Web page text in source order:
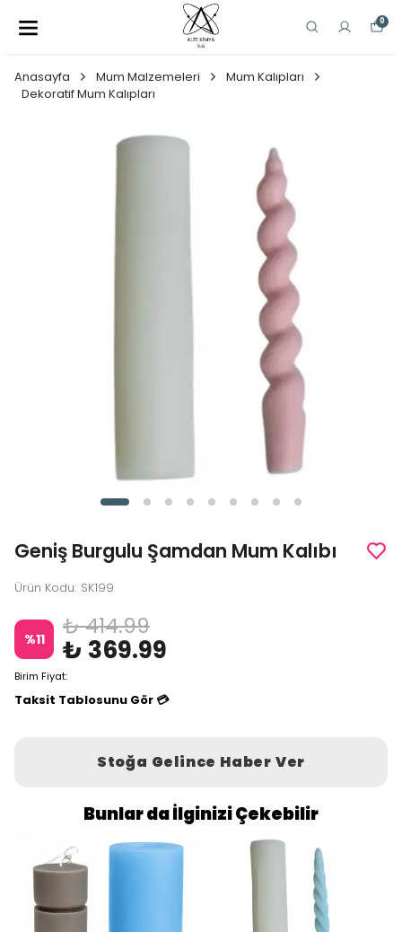
0
Anasayfa Mum Malzemeleri
Mum Kalıpları
Dekoratif Mum Kalıpları
Geniş Burgulu Şamdan Mum Kalıbı
Ürün Kodu: SK199
%11 ₺ 414.99
₺ 369.99
Birim Fiyat:
Taksit Tablosunu Gör 💳
Stoğa Gelince Haber Ver
Bunlar da İlginizi Çekebilir